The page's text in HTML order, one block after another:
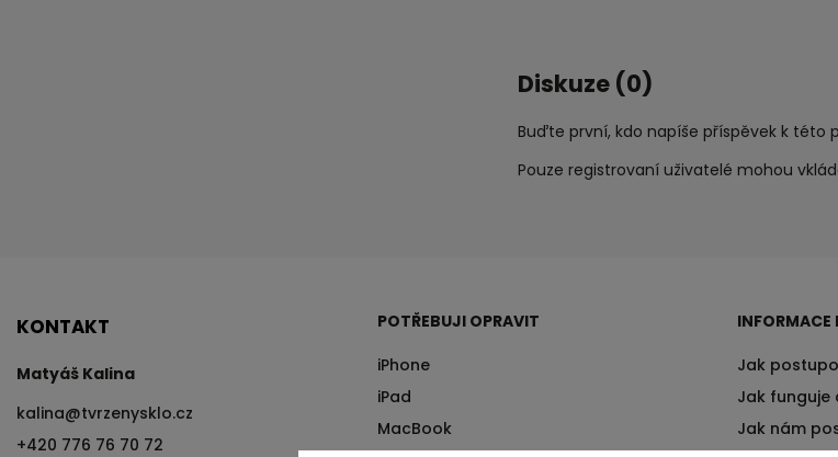
Diskuze (0)
Buďte první, kdo napíše příspěvek k této
Pouze registrovaní uživatelé mohou
KONTAKT
Matyáš Kalina
kalina@tvrzenysklo.cz
+420 776 76 70 72
POTŘEBUJI OPRAVIT
iPhone
iPad
MacBook
INFORMACE
Jak
Jak funguje
Jak nám